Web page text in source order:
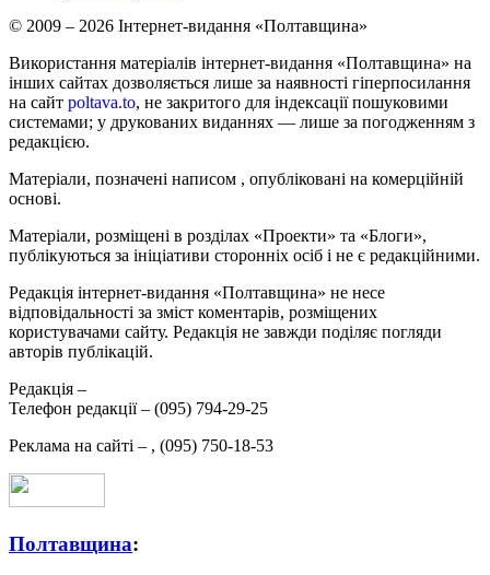
© 2009 – 2026 Інтернет-видання «Полтавщина»
Використання матеріалів інтернет-видання «Полтавщина» на
інших сайтах дозволяється лише за наявності гіперпосилання
на сайт poltava.to, не закритого для індексації пошуковими
системами; у друкованих виданнях — лише за погодженням з
редакцією.
Матеріали, позначені написом , опубліковані на комерційній
основі.
Матеріали, розміщені в розділах «Проекти» та «Блоги»,
публікуються за ініціативи сторонніх осіб і не є редакційними.
Редакція інтернет-видання «Полтавщина» не несе
відповідальності за зміст коментарів, розміщених
користувачами сайту. Редакція не завжди поділяє погляди
авторів публікацій.
Редакція –
Телефон редакції – (095) 794-29-25
Реклама на сайті – , (095) 750-18-53
Полтавщина: